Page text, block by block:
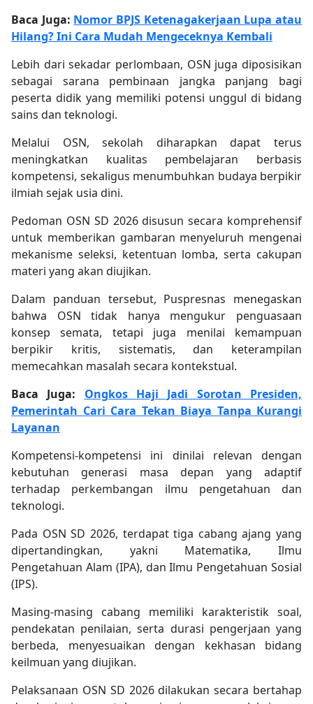
Baca Juga: Nomor BPJS Ketenagakerjaan Lupa atau
Hilang? Ini Cara Mudah Mengeceknya Kembali
Lebih dari sekadar perlombaan, OSN juga diposisikan
sebagai sarana pembinaan jangka panjang bagi
peserta didik yang memiliki potensi unggul di bidang
sains dan teknologi.
Melalui OSN, sekolah diharapkan dapat terus
meningkatkan kualitas pembelajaran berbasis
kompetensi, sekaligus menumbuhkan budaya berpikir
ilmiah sejak usia dini.
Pedoman OSN SD 2026 disusun secara komprehensif
untuk memberikan gambaran menyeluruh mengenai
mekanisme seleksi, ketentuan lomba, serta cakupan
materi yang akan diujikan.
Dalam panduan tersebut, Puspresnas menegaskan
bahwa OSN tidak hanya mengukur penguasaan
konsep semata, tetapi juga menilai kemampuan
berpikir kritis, sistematis, dan keterampilan
memecahkan masalah secara kontekstual.
Baca Juga: Ongkos Haji Jadi Sorotan Presiden,
Pemerintah Cari Cara Tekan Biaya Tanpa Kurangi
Layanan
Kompetensi-kompetensi ini dinilai relevan dengan
kebutuhan generasi masa depan yang adaptif
terhadap perkembangan ilmu pengetahuan dan
teknologi.
Pada OSN SD 2026, terdapat tiga cabang ajang yang
dipertandingkan, yakni Matematika, Ilmu
Pengetahuan Alam (IPA), dan Ilmu Pengetahuan Sosial
(IPS).
Masing-masing cabang memiliki karakteristik soal,
pendekatan penilaian, serta durasi pengerjaan yang
berbeda, menyesuaikan dengan kekhasan bidang
keilmuan yang diujikan.
Pelaksanaan OSN SD 2026 dilakukan secara bertahap